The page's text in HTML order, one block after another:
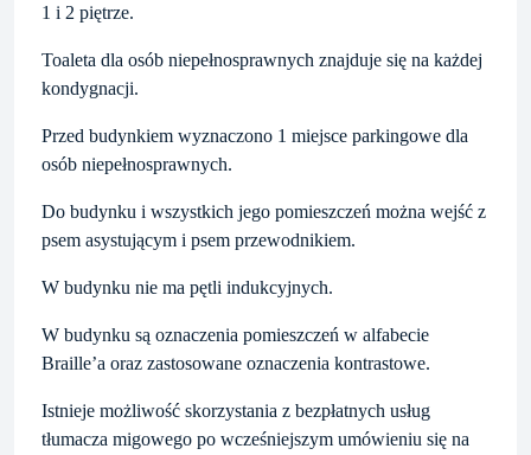
1 i 2 piętrze.
Toaleta dla osób niepełnosprawnych znajduje się na każdej
kondygnacji.
Przed budynkiem wyznaczono 1 miejsce parkingowe dla
osób niepełnosprawnych.
Do budynku i wszystkich jego pomieszczeń można wejść z
psem asystującym i psem przewodnikiem.
W budynku nie ma pętli indukcyjnych.
W budynku są oznaczenia pomieszczeń w alfabecie
Braille’a oraz zastosowane oznaczenia kontrastowe.
Istnieje możliwość skorzystania z bezpłatnych usług
tłumacza migowego po wcześniejszym umówieniu się na